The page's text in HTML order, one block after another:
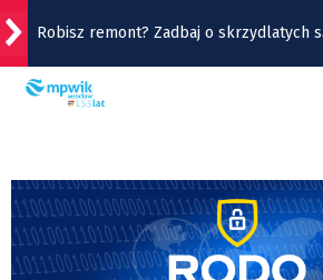
Robisz remont? Zadbaj o skrzydlatych
Wrocławska Feta w Rynku - w ten
Burza, ulewa, wiatr, grad, a do tego upał.
Ostrzeżenie IMGW dla Wrocławia i